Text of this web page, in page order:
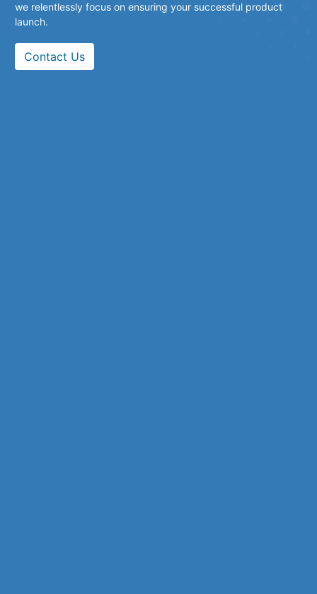
we relentlessly focus on ensuring your successful product
launch.
Contact Us